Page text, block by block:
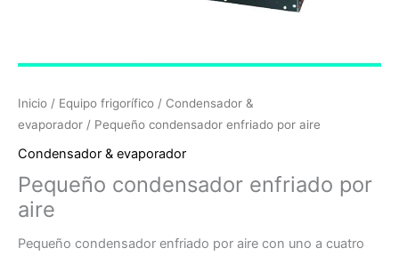
Inicio / Equipo frigorífico / Condensador &
evaporador / Pequeño condensador enfriado por aire
Condensador & evaporador
Pequeño condensador enfriado por
aire
Pequeño condensador enfriado por aire con uno a cuatro